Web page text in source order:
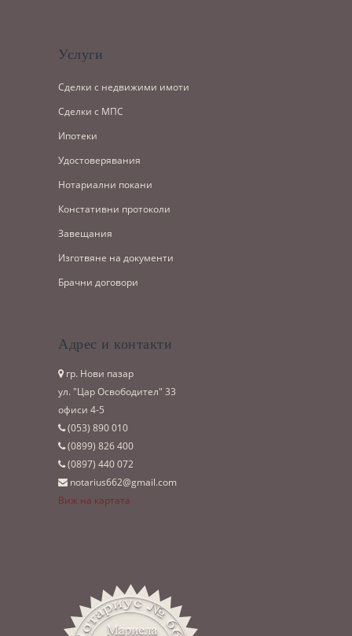
Услуги
Сделки с недвижими имоти
Сделки с МПС
Ипотеки
Удостоверявания
Нотариални покани
Констативни протоколи
Завещания
Изготвяне на документи
Брачни договори
Адрес и контакти
гр. Нови пазар
ул. "Цар Освободител" 33
офиси 4-5
(053)­ 890 010
(0899)­ 826 400
(0897)­ 440 072
notarius662@gmail.com
Виж на картата